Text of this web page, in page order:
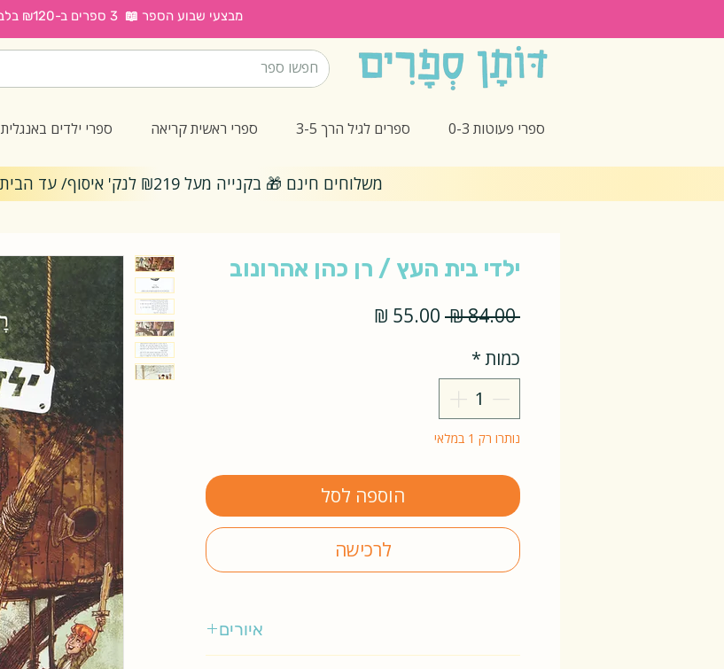
מבצעי שבוע הספר 📖 3 ספרים ב-₪120 בלבד!
ספרי פעוטות 0-3 ספרים לגיל הרך 3-5 ספרי ראשית קריאה ספרי ילדים באנגלית
משלוחים חינם 🎁 בקנייה מעל ₪219 לנק' איסוף/ עד הבית בקנייה מעל ₪299
ילדי בית העץ / רן כהן אהרונוב
‏84.00 ‏₪
מחיר
כמות*
נותרו רק 1 במלאי
הוספה לסל
לרכישה
איורים